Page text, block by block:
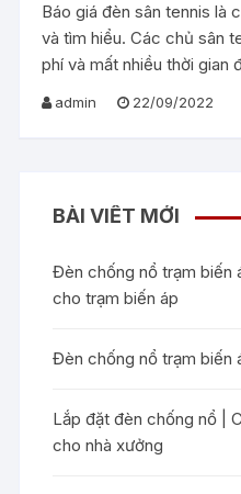
Báo giá đèn sân tennis là
và tìm hiểu. Các chủ sân
phí và mất nhiều thời gian
admin 22/09/2022
BÀI VIẾT MỚI
Đèn chống nổ trạm biến
cho trạm biến áp
Đèn chống nổ trạm biến
Lắp đặt đèn chống nổ |
cho nhà xưởng